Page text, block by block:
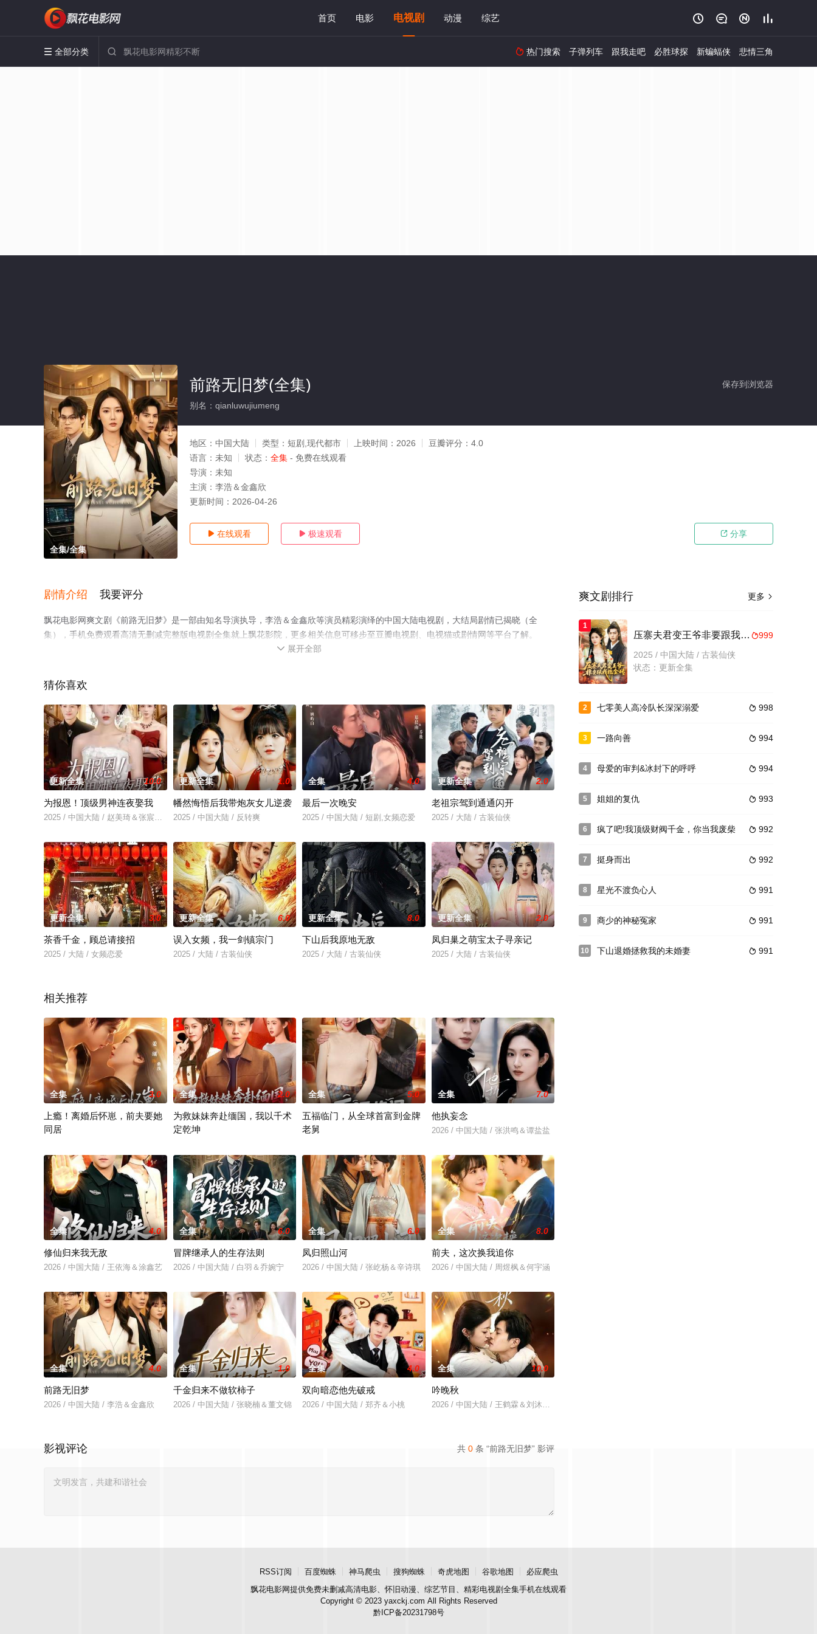
首页 电影 电视剧 动漫 综艺    
 全部分类   热门搜索 子弹列车 跟我走吧 必胜球探 新蝙蝠侠 悲情三角
全集/全集
保存到浏览器
前路无旧梦(全集)
别名：qianluwujiumeng
地区： 中国大陆 类型： 短剧,现代都市 上映时间： 2026 豆瓣评分： 4.0
语言： 未知 状态： 全集 - 免费在线观看
导演： 未知
主演： 李浩＆金鑫欣
更新时间： 2026-04-26
 在线观看  极速观看  分享
剧情介绍 我要评分
飘花电影网爽文剧《前路无旧梦》是一部由知名导演执导，李浩＆金鑫欣等演员精彩演绎的中国大陆电视剧，大结局剧情已揭晓（全
集），手机免费观看高清无删减完整版电视剧全集就上飘花影院，更多相关信息可移步至豆瓣电视剧、电视猫或剧情网等平台了解。
 展开全部
猜你喜欢
更新全集 10.0
为报恩！顶级男神连夜娶我
2025 / 中国大陆 / 赵美琦＆张宸硕＆车婷婷
更新全集 1.0
幡然悔悟后我带炮灰女儿逆袭
2025 / 中国大陆 / 反转爽
全集 4.0
最后一次晚安
2025 / 中国大陆 / 短剧,女频恋爱
更新全集 2.0
老祖宗驾到通通闪开
2025 / 大陆 / 古装仙侠
更新全集 3.0
茶香千金，顾总请接招
2025 / 大陆 / 女频恋爱
更新全集 6.0
误入女频，我一剑镇宗门
2025 / 大陆 / 古装仙侠
更新全集 8.0
下山后我原地无敌
2025 / 大陆 / 古装仙侠
更新全集 2.0
凤归巢之萌宝太子寻亲记
2025 / 大陆 / 古装仙侠
相关推荐
全集 3.0
上瘾！离婚后怀崽，前夫要她
同居
全集 2.0
为救妹妹奔赴缅国，我以千术
定乾坤
全集 5.0
五福临门，从全球首富到金牌
老舅
全集 7.0
他执妄念
2026 / 中国大陆 / 张洪鸣＆谭盐盐
全集 4.0
修仙归来我无敌
2026 / 中国大陆 / 王依海＆涂鑫艺
全集 6.0
冒牌继承人的生存法则
2026 / 中国大陆 / 白羽＆乔婉宁
全集 6.0
凤归照山河
2026 / 中国大陆 / 张屹杨＆辛诗琪
全集 8.0
前夫，这次换我追你
2026 / 中国大陆 / 周煜枫＆何宇涵
全集 4.0
前路无旧梦
2026 / 中国大陆 / 李浩＆金鑫欣
全集 1.0
千金归来不做软柿子
2026 / 中国大陆 / 张晓楠＆董文锦
全集 4.0
双向暗恋他先破戒
2026 / 中国大陆 / 郑齐＆小桃
全集 10.0
吟晚秋
2026 / 中国大陆 / 王鹤霖＆刘沐芸涵
共 0 条 “前路无旧梦” 影评
影视评论
更多 
爽文剧排行
1
999
压寨夫君变王爷非要跟我抱金砖
2025 / 中国大陆 / 古装仙侠
状态：更新全集
2  998
七零美人高冷队长深深溺爱
3  994
一路向善
4  994
母爱的审判&冰封下的呼呼
5  993
姐姐的复仇
6  992
疯了吧!我顶级财阀千金，你当我废柴
7  992
挺身而出
8  991
星光不渡负心人
9  991
商少的神秘冤家
10  991
下山退婚拯救我的未婚妻
RSS订阅 百度蜘蛛 神马爬虫 搜狗蜘蛛 奇虎地图 谷歌地图
必应爬虫
飘花电影网提供免费未删减高清电影、怀旧动漫、综艺节目、精彩电视剧全集手机在线观看
Copyright © 2023 yaxckj.com All Rights Reserved
黔ICP备20231798号